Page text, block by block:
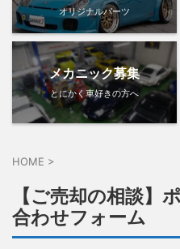
オリジナルパーツ
メカニック募集
とにかく車好きの方へ
HOME >
【ご売却の相談】
合わせフォーム